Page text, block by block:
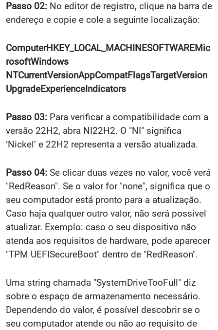
Passo 02: No editor de registro, clique na barra de
endereço e copie e cole a seguinte localização:
ComputerHKEY_LOCAL_MACHINESOFTWAREMic
rosoftWindows
NTCurrentVersionAppCompatFlagsTargetVersion
UpgradeExperienceIndicators
Passo 03: Para verificar a compatibilidade com a
versão 22H2, abra NI22H2. O "NI" significa
‘Nickel’ e 22H2 representa a versão atualizada.
Passo 04: Se clicar duas vezes no valor, você verá
"RedReason". Se o valor for "none", significa que o
seu computador está pronto para a atualização.
Caso haja qualquer outro valor, não será possível
atualizar. Exemplo: caso o seu dispositivo não
atenda aos requisitos de hardware, pode aparecer
"TPM UEFISecureBoot" dentro de "RedReason".
Uma string chamada "SystemDriveTooFull" diz
sobre o espaço de armazenamento necessário.
Dependendo do valor, é possível descobrir se o
seu computador atende ou não ao requisito de